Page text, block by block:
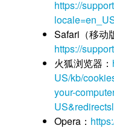
https://
Safari（移动
https://
火狐浏览器：
US/kb/
your-
Opera：